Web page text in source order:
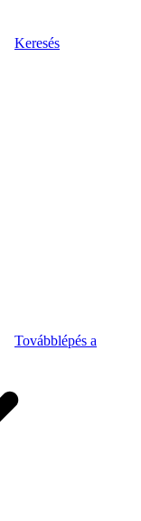
Keresés
Továbblépés a